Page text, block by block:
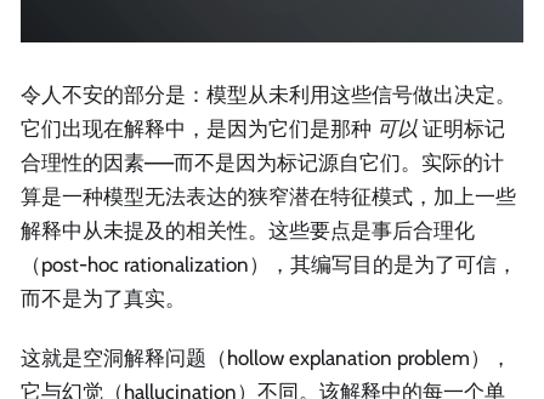
令人不安的部分是：模型从未利用这些信号做出决定。
它们出现在解释中，是因为它们是那种 可以 证明标记
合理性的因素——而不是因为标记源自它们。实际的计
算是一种模型无法表达的狭窄潜在特征模式，加上一些
解释中从未提及的相关性。这些要点是事后合理化
（post-hoc rationalization），其编写目的是为了可信，
而不是为了真实。
这就是空洞解释问题（hollow explanation problem），
它与幻觉（hallucination）不同。该解释中的每一个单